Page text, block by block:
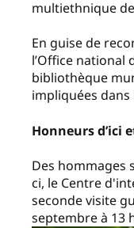
multiethnique
En guise de
l’Office national
bibliothèque
impliquées
Honneurs d’ici
Des hommages
ci, le Centre
seconde visite
septembre à 13